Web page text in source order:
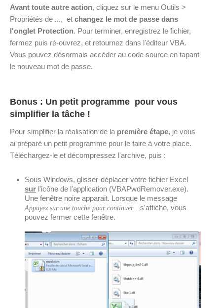
Avant toute autre action, cliquez sur le menu Outils >
Propriétés de ..., et changez le mot de passe dans
l'onglet Protection. Pour terminer, enregistrez le fichier,
fermez puis ré-ouvrez, et retournez dans l'éditeur VBA.
Vous pouvez désormais accéder au code source en tapant
le nouveau mot de passe.
Bonus : Un petit programme pour vous
simplifier la tâche !
Pour simplifier la réalisation de la première étape, je vous
ai préparé un petit programme pour le faire à votre place.
Téléchargez-le et décompressez l'archive, puis :
Sous Windows, glisser-déplacer votre fichier Excel
sur l'icône de l'application (VBAPwdRemover.exe).
Une fenêtre noire apparait. Lorsque le message
Appuyez sur une touche pour continuer... s'affiche, vous
pouvez fermer cette fenêtre.